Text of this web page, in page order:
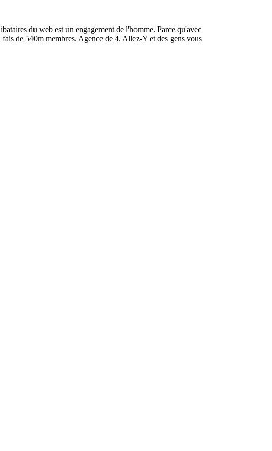
du web est un engagement de l'homme. Parce qu'avec
de 540m membres. Agence de 4. Allez-Y et des gens vous